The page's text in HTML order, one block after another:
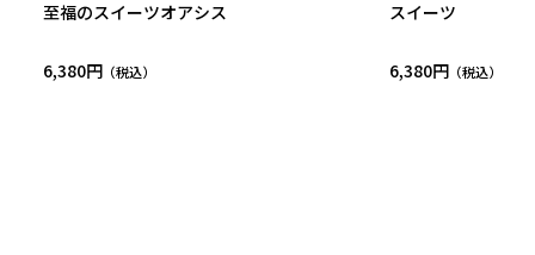
至福のスイーツオアシス
6,380円
スイーツ
6,380円